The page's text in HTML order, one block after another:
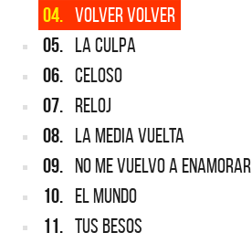
04. VOLVER VOLVER
05. LA CULPA
06. CELOSO
07. RELOJ
08. LA MEDIA VUELTA
09. NO ME VUELVO A ENAMORAR
10. EL MUNDO
11. TUS BESOS